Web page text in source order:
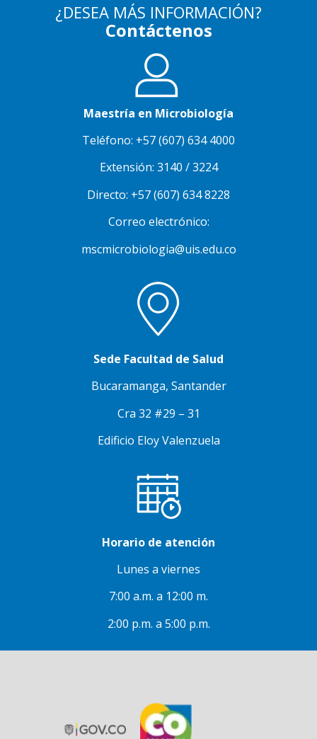
¿DESEA MÁS INFORMACIÓN?
Contáctenos
Maestría en Microbiología
Teléfono: +57 (607) 634 4000
Extensión: 3140 / 3224
Directo: +57 (607) 634 8228
Correo electrónico:
mscmicrobiologia@uis.edu.co
Sede Facultad de Salud
Bucaramanga, Santander
Cra 32 #29 – 31
Edificio Eloy Valenzuela
Horario de atención
Lunes a viernes
7:00 a.m. a 12:00 m.
2:00 p.m. a 5:00 p.m.